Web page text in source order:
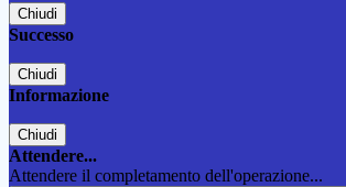
Chiudi
Successo
Chiudi
Informazione
Chiudi
Attendere...
Attendere il completamento dell'operazione...